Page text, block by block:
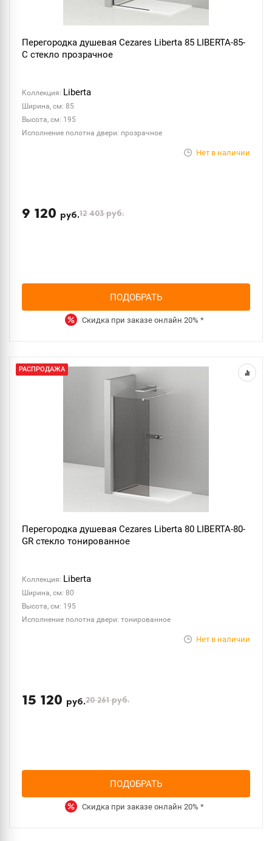
Перегородка душевая Cezares Liberta 85 LIBERTA-85-
C стекло прозрачное
Коллекция: Liberta
Ширина, см: 85
Высота, см: 195
Исполнение полотна двери: прозрачное
Нет в наличии
9 120 руб.12 403руб.
ПОДОБРАТЬ
Скидка при заказе онлайн 20% *
РАСПРОДАЖА
Перегородка душевая Cezares Liberta 80 LIBERTA-80-
GR стекло тонированное
Коллекция: Liberta
Ширина, см: 80
Высота, см: 195
Исполнение полотна двери: тонированное
Нет в наличии
15 120 руб.20 261руб.
ПОДОБРАТЬ
Скидка при заказе онлайн 20% *